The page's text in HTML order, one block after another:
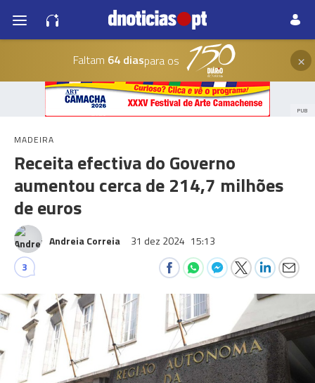
Faltam 64 diaspara os ×
PUB
MADEIRA
Receita efectiva do Governo
aumentou cerca de 214,7 milhões
de euros
Andreia Correia 31 dez 2024 15:13
3